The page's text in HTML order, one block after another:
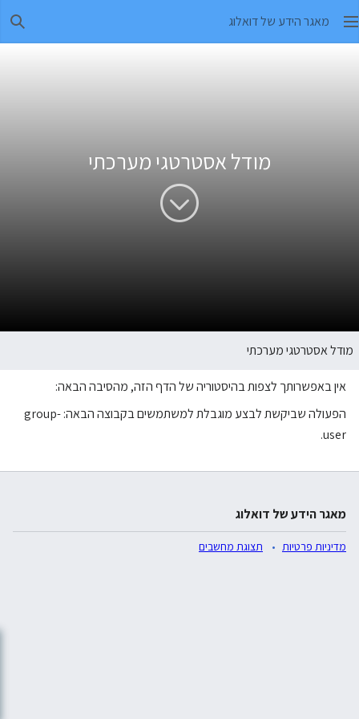
מאגר הידע של דואלוג
מודל אסטרטגי מערכתי
מודל אסטרטגי מערכתי
אין באפשרותך לצפות בהיסטוריה של הדף הזה, מהסיבה הבאה:
הפעולה שביקשת לבצע מוגבלת למשתמשים בקבוצה הבאה: group-
user.
מאגר הידע של דואלוג
מדיניות פרטיות תצוגת מחשבים